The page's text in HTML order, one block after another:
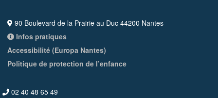
90 Boulevard de la Prairie au Duc 44200 Nantes
Infos pratiques
Accessibilité (Europa Nantes)
Politique de protection de l’enfance
02 40 48 65 49